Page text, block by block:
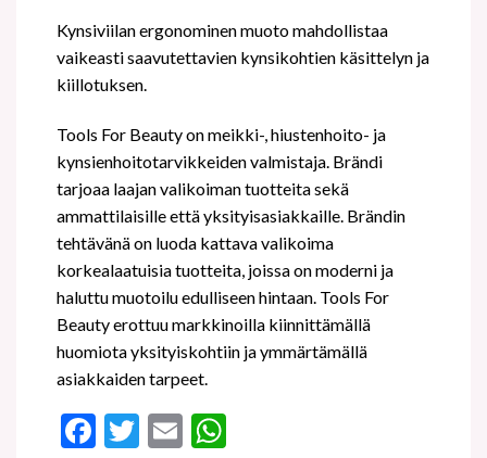
Kynsiviilan ergonominen muoto mahdollistaa
vaikeasti saavutettavien kynsikohtien käsittelyn ja
kiillotuksen.
Tools For Beauty on meikki-, hiustenhoito- ja
kynsienhoitotarvikkeiden valmistaja. Brändi
tarjoaa laajan valikoiman tuotteita sekä
ammattilaisille että yksityisasiakkaille. Brändin
tehtävänä on luoda kattava valikoima
korkealaatuisia tuotteita, joissa on moderni ja
haluttu muotoilu edulliseen hintaan. Tools For
Beauty erottuu markkinoilla kiinnittämällä
huomiota yksityiskohtiin ja ymmärtämällä
asiakkaiden tarpeet.
Facebook
Twitter
EmailWhatsApp